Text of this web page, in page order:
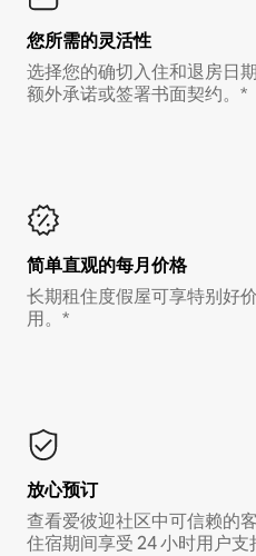
您所需的灵活性
选择您的确切入住和退房日
额外承诺或签署书面契约。*
简单直观的每月价格
长期租住度假屋可享特别好
用。*
放心预订
查看爱彼迎社区中可信赖的
住宿期间享受 24 小时用户支